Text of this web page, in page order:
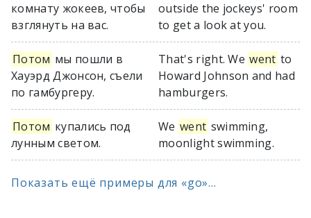
комнату жокеев, чтобы
взглянуть на вас.
outside the jockeys' room
to get a look at you.
Потом мы пошли в
Хауэрд Джонсон, съели
по гамбургеру.
That's right. We went to
Howard Johnson and had
hamburgers.
Потом купались под
лунным светом.
We went swimming,
moonlight swimming.
Показать ещё примеры для «go»...